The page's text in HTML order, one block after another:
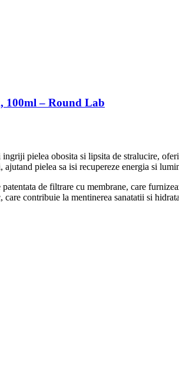
100ml – Round Lab
ingriji pielea obosita si lipsita de stralucire,
pielea sa isi recupereze energia si
de filtrare cu membrane, care
contribuie la mentinerea sanatatii si